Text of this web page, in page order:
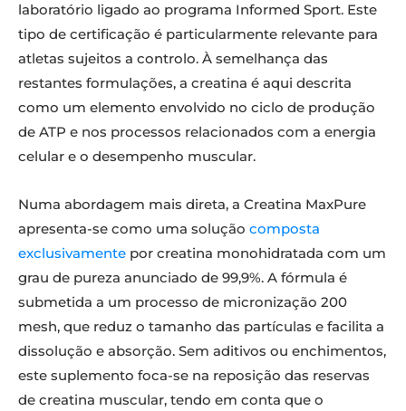
laboratório ligado ao programa Informed Sport. Este
tipo de certificação é particularmente relevante para
atletas sujeitos a controlo. À semelhança das
restantes formulações, a creatina é aqui descrita
como um elemento envolvido no ciclo de produção
de ATP e nos processos relacionados com a energia
celular e o desempenho muscular.
Numa abordagem mais direta, a Creatina MaxPure
apresenta-se como uma solução composta
exclusivamente por creatina monohidratada com um
grau de pureza anunciado de 99,9%. A fórmula é
submetida a um processo de micronização 200
mesh, que reduz o tamanho das partículas e facilita a
dissolução e absorção. Sem aditivos ou enchimentos,
este suplemento foca-se na reposição das reservas
de creatina muscular, tendo em conta que o